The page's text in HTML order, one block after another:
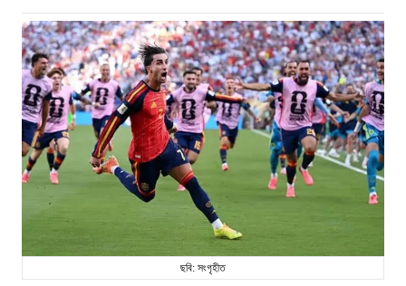
ছবি: সংগৃহীত